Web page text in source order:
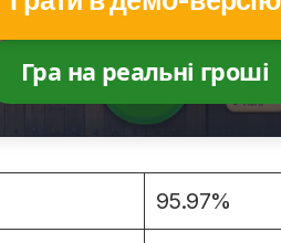
Гра на реальні гроші
95.97%